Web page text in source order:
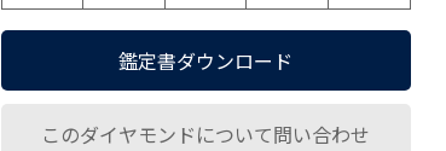
鑑定書ダウンロード
このダイヤモンドについて問い合わせ